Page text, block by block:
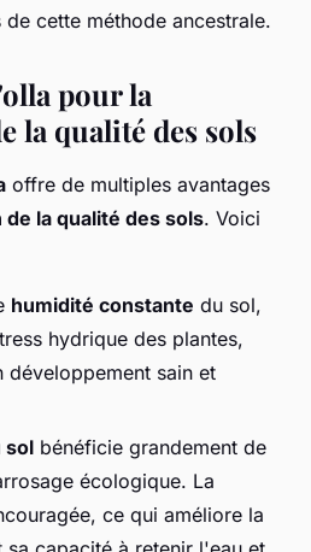
cette méthode ancestrale.
pour la
la qualité des sols
offre de multiples avantages
la qualité des sols. Voici
humidité constante du sol,
hydrique des plantes,
développement sain et
sol bénéficie grandement de
écologique. La
ce qui améliore la